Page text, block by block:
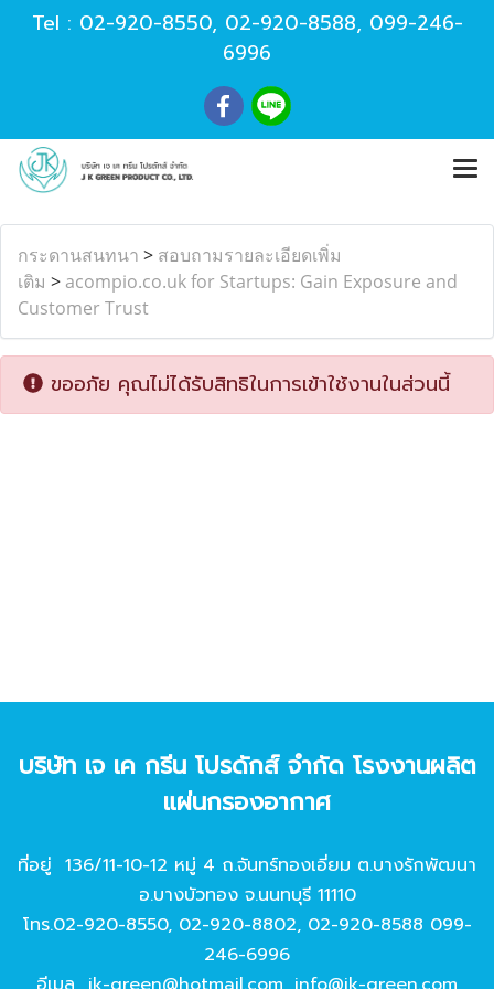
Tel : 02-920-8550, 02-920-8588, 099-246-
6996
กระดานสนทนา > สอบถามรายละเอียดเพิ่ม
เติม > acompio.co.uk for Startups: Gain Exposure and
Customer Trust
ขออภัย คุณไม่ได้รับสิทธิในการเข้าใช้งานในส่วนนี้
บริษัท เจ เค กรีน โปรดักส์ จํากัด โรงงานผลิต
แผ่นกรองอากาศ
ที่อยู่ 136/11-10-12 หมู่ 4 ถ.จันทร์ทองเอี่ยม ต.บางรักพัฒนา
อ.บางบัวทอง จ.นนทบุรี 11110
โทร.02-920-8550, 02-920-8802, 02-920-8588 099-
246-6996